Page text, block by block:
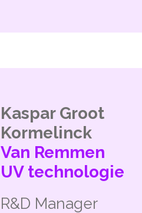
Kaspar Groot
Kormelinck
Van Remmen
UV technologie
R&D Manager